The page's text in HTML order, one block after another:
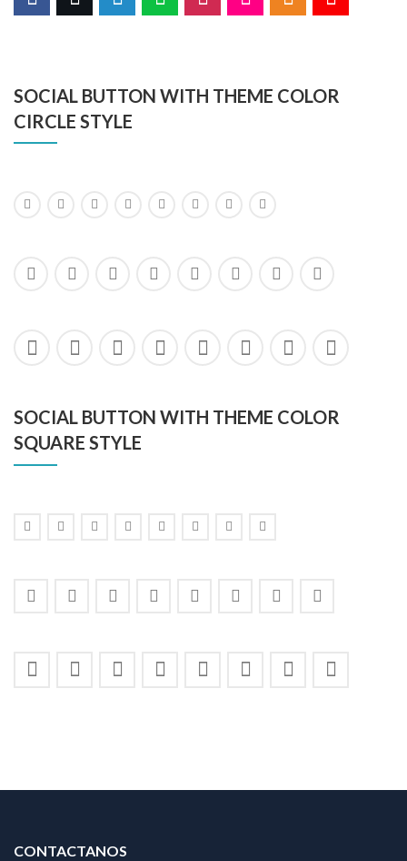
SOCIAL BUTTON WITH THEME COLOR
CIRCLE STYLE
SOCIAL BUTTON WITH THEME COLOR
SQUARE STYLE
CONTACTANOS